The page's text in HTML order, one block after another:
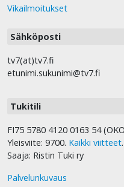
Vikailmoitukset
Sähköposti
tv7(at)tv7.fi
etunimi.sukunimi@tv7.fi
Tukitili
FI75 5780 4120 0163 54
Yleisviite: 9700. Kaikki viitteet.
Saaja: Ristin Tuki ry
Palvelunkuvaus